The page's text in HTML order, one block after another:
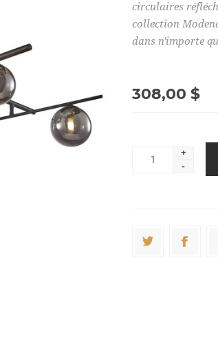
circulaires
collection
dans n'importe
308,00 $
+
-